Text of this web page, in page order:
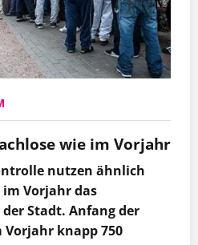
wie im Vorjahr
nutzen ähnlich
Vorjahr das
Stadt. Anfang der
Vorjahr knapp 750